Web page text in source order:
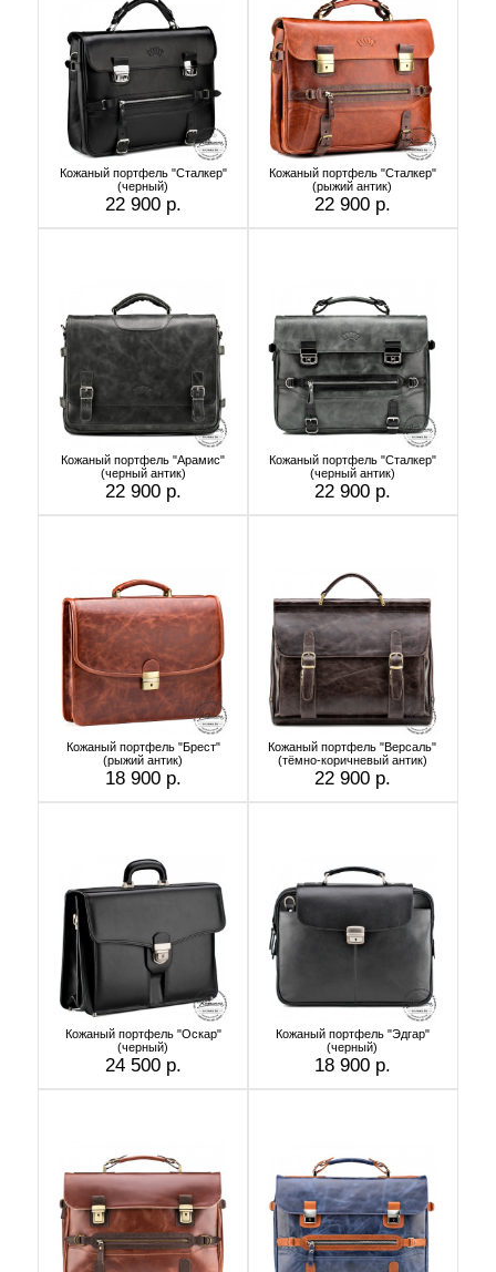
Кожаный портфель "Сталкер"
(черный)
22 900 р.
Кожаный портфель "Сталкер"
(рыжий антик)
22 900 р.
Кожаный портфель "Арамис"
(черный антик)
22 900 р.
Кожаный портфель "Сталкер"
(черный антик)
22 900 р.
Кожаный портфель "Брест"
(рыжий антик)
18 900 р.
Кожаный портфель "Версаль"
(тёмно-коричневый антик)
22 900 р.
Кожаный портфель "Оскар"
(черный)
24 500 р.
Кожаный портфель "Эдгар"
(черный)
18 900 р.